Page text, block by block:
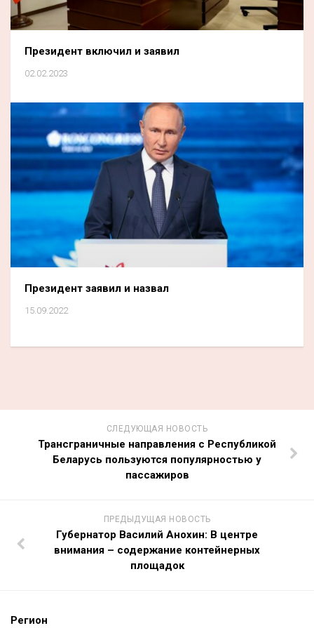
Президент включил и заявил
02.02.2023
Президент заявил и назвал
15.09.2022
СЛЕДУЮЩАЯ НОВОСТЬ
Трансграничные направления с Республикой
Беларусь пользуются популярностью у
пассажиров
ПРЕДЫДУЩАЯ НОВОСТЬ
Губернатор Василий Анохин: В центре
внимания – содержание контейнерных
площадок
Регион